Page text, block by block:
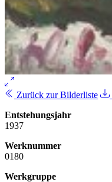
Zurück zur Bilderliste
Entstehungsjahr
1937
Werknummer
0180
Werkgruppe